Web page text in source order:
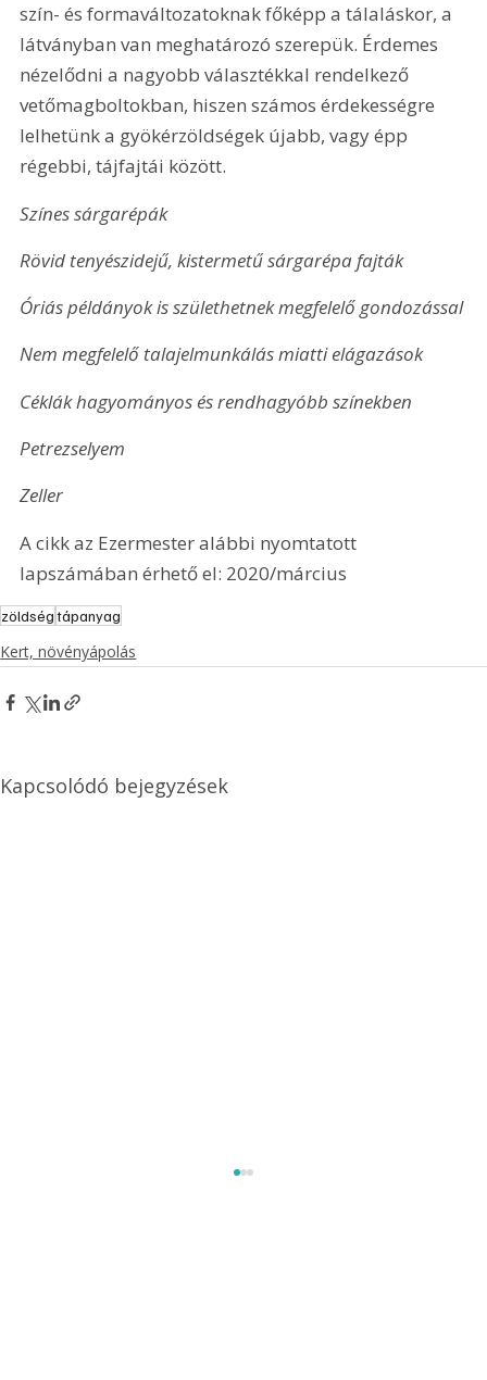
szín- és formaváltozatoknak főképp a tálaláskor, a
látványban van meghatározó szerepük. Érdemes
nézelődni a nagyobb választékkal rendelkező
vetőmagboltokban, hiszen számos érdekességre
lelhetünk a gyökérzöldségek újabb, vagy épp
régebbi, tájfajtái között.
Színes sárgarépák
Rövid tenyészidejű, kistermetű sárgarépa fajták
Óriás példányok is születhetnek megfelelő gondozással
Nem megfelelő talajelmunkálás miatti elágazások
Céklák hagyományos és rendhagyóbb színekben
Petrezselyem
Zeller
A cikk az Ezermester alábbi nyomtatott
lapszámában érhető el: 2020/március
zöldségtápanyag
Kert, növényápolás
Kapcsolódó bejegyzések